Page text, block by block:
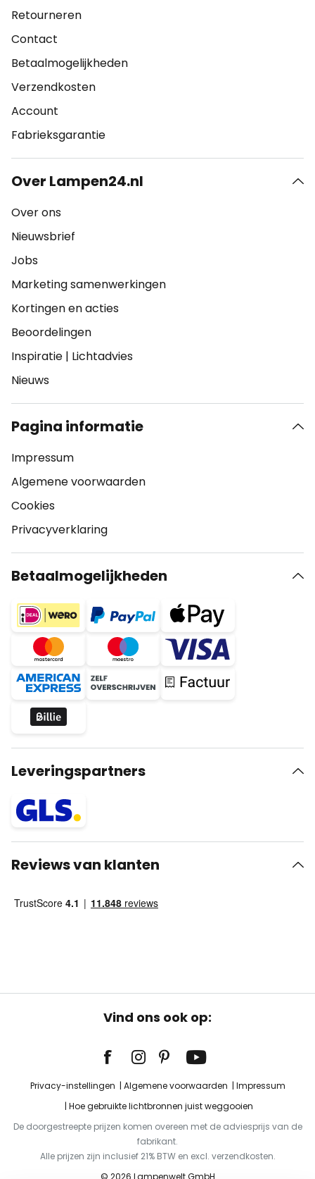
Retourneren
Contact
Betaalmogelijkheden
Verzendkosten
Account
Fabrieksgarantie
Over Lampen24.nl
Over ons
Nieuwsbrief
Jobs
Marketing samenwerkingen
Kortingen en acties
Beoordelingen
Inspiratie | Lichtadvies
Nieuws
Pagina informatie
Impressum
Algemene voorwaarden
Cookies
Privacyverklaring
Betaalmogelijkheden
Leveringspartners
Reviews van klanten
Vind ons ook op:
Privacy-instellingen Algemene voorwaarden
Impressum
Hoe gebruikte lichtbronnen juist weggooien
De doorgestreepte prijzen komen overeen met de adviesprijs van de
fabrikant.
Alle prijzen zijn inclusief 21% BTW en excl. verzendkosten.
© 2026 Lampenwelt GmbH